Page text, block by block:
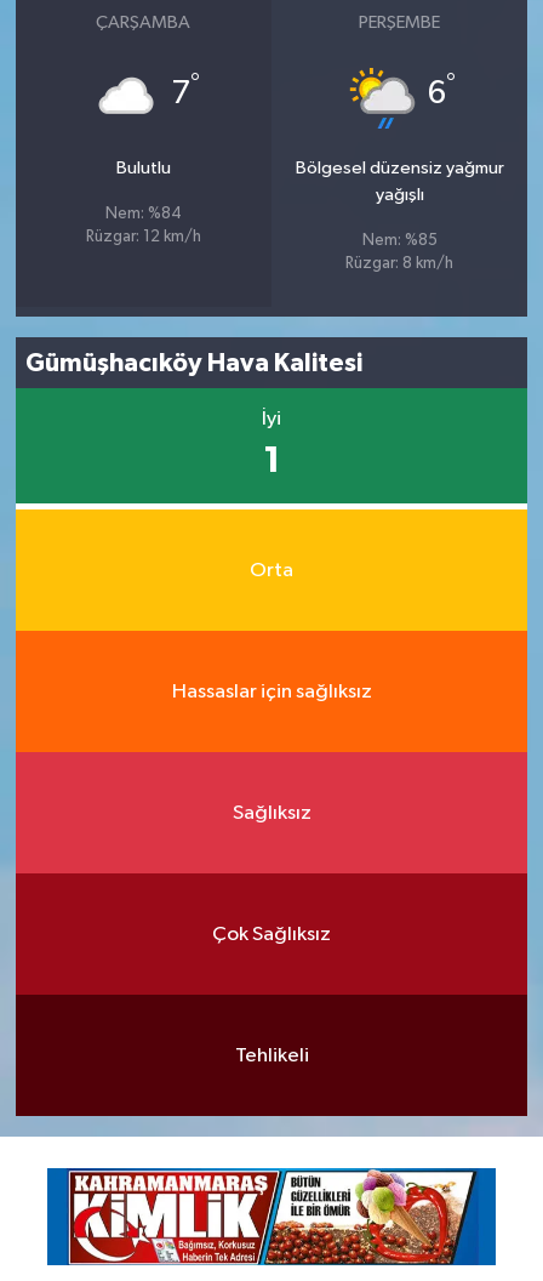
ÇARŞAMBA
7°
Bulutlu
Nem: %84
Rüzgar: 12 km/h
PERŞEMBE
6°
Bölgesel düzensiz yağmur
yağışlı
Nem: %85
Rüzgar: 8 km/h
Gümüşhacıköy Hava Kalitesi
İyi
1
Orta
Hassaslar için sağlıksız
Sağlıksız
Çok Sağlıksız
Tehlikeli